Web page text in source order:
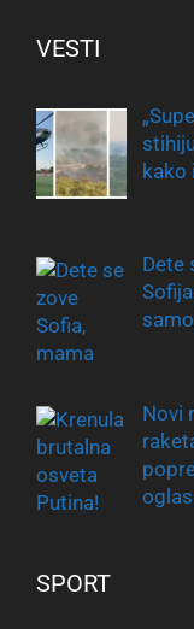
VESTI
kako
Dete
Novi
SPORT